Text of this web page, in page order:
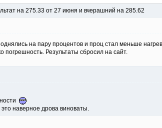
на 275.33 от 27 июня и вчерашний на 285.62
на пару процентов и проц стал меньше
погрешность. Результаты сбросил на сайт.
наверное дрова виноваты.